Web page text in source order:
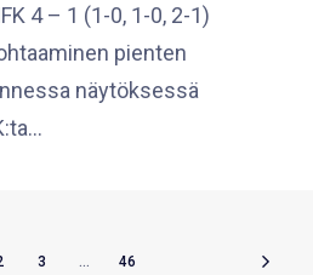
4 – 1 (1-0, 1-0, 2-1)
pienten
näytöksessä
3 46